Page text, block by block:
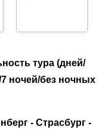
тура (дней/
ночей/без ночных
- Страсбург -